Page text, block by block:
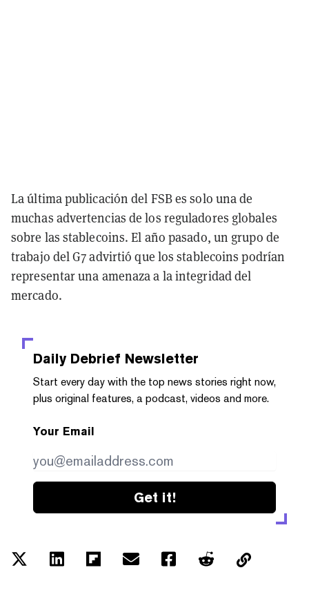
La última publicación del FSB es solo una de
muchas advertencias de los reguladores globales
sobre las stablecoins. El año pasado, un grupo de
trabajo del G7 advirtió que los stablecoins podrían
representar una amenaza a la integridad del
mercado.
Daily Debrief Newsletter
Start every day with the top news stories right now,
plus original features, a podcast, videos and more.
Your Email
Get it!